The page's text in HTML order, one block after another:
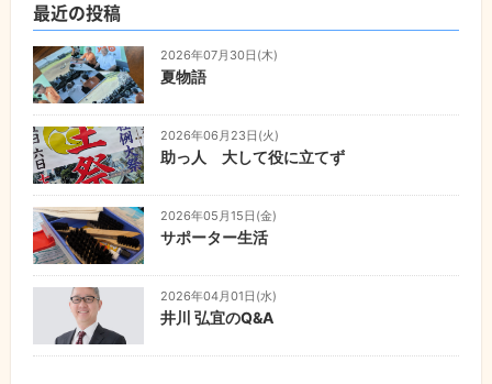
最近の投稿
2026年07月30日(木)
夏物語
2026年06月23日(火)
助っ人 大して役に立てず
2026年05月15日(金)
サポーター生活
2026年04月01日(水)
井川 弘宜のQ&A